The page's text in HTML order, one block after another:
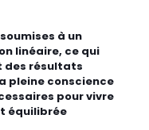
à un
linéaire, ce qui
des résultats
pleine conscience
pour vivre
équilibrée